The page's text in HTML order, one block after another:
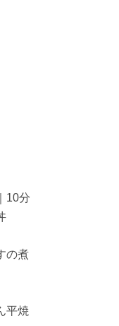
10分
の煮
平焼